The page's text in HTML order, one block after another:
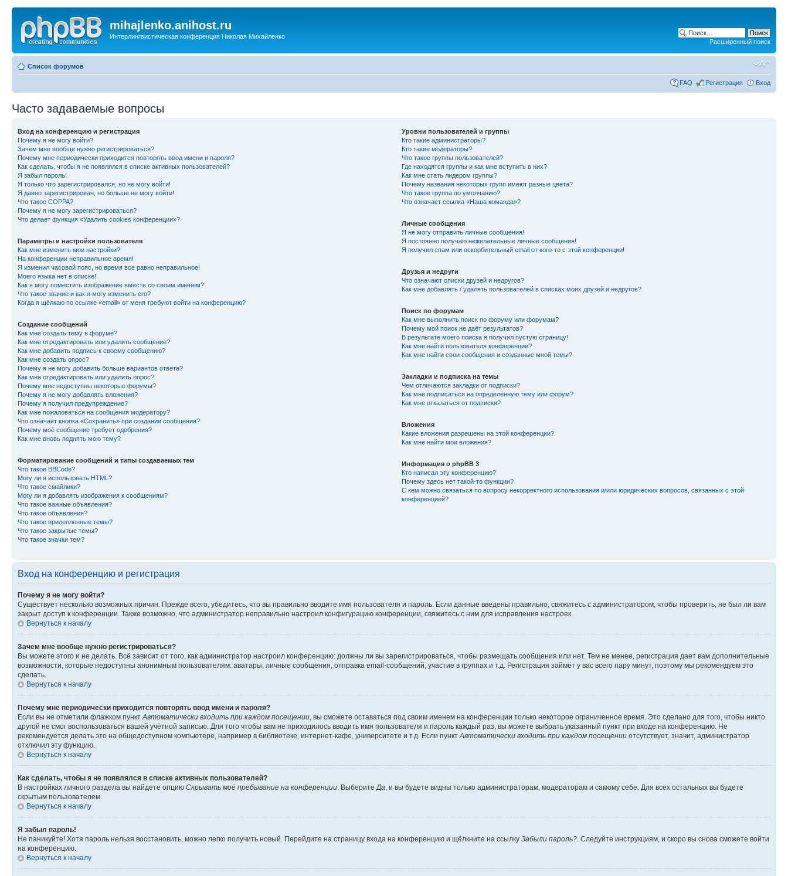
mihajlenko.anihost.ru
Интерлингвистическая конференция Николая Михайленко
Расширенный поиск
Список форумов
FAQ Регистрация Вход
Часто задаваемые вопросы
Вход на конференцию и регистрация
Почему я не могу войти?
Зачем мне вообще нужно регистрироваться?
Почему мне периодически приходится повторять ввод имени и пароля?
Как сделать, чтобы я не появлялся в списке активных пользователей?
Я забыл пароль!
Я только что зарегистрировался, но не могу войти!
Я давно зарегистрирован, но больше не могу войти!
Что такое COPPA?
Почему я не могу зарегистрироваться?
Что делает функция «Удалить cookies конференции»?
Параметры и настройки пользователя
Как мне изменить мои настройки?
На конференции неправильное время!
Я изменил часовой пояс, но время все равно неправильное!
Моего языка нет в списке!
Как я могу поместить изображение вместе со своим именем?
Что такое звание и как я могу изменить его?
Когда я щёлкаю по ссылке «email» от меня требуют войти на конференцию?
Создание сообщений
Как мне создать тему в форуме?
Как мне отредактировать или удалить сообщение?
Как мне добавить подпись к своему сообщению?
Как мне создать опрос?
Почему я не могу добавить больше вариантов ответа?
Как мне отредактировать или удалить опрос?
Почему мне недоступны некоторые форумы?
Почему я не могу добавлять вложения?
Почему я получил предупреждение?
Как мне пожаловаться на сообщения модератору?
Что означает кнопка «Сохранить» при создании сообщения?
Почему моё сообщение требует одобрения?
Как мне вновь поднять мою тему?
Форматирование сообщений и типы создаваемых тем
Что такое BBCode?
Могу ли я использовать HTML?
Что такое смайлики?
Могу ли я добавлять изображения к сообщениям?
Что такое важные объявления?
Что такое объявления?
Что такое прилепленные темы?
Что такое закрытые темы?
Что такое значки тем?
Уровни пользователей и группы
Кто такие администраторы?
Кто такие модераторы?
Что такое группы пользователей?
Где находятся группы и как мне вступить в них?
Как мне стать лидером группы?
Почему названия некоторых групп имеют разные цвета?
Что такое группа по умолчанию?
Что означает ссылка «Наша команда»?
Личные сообщения
Я не могу отправить личные сообщения!
Я постоянно получаю нежелательные личные сообщения!
Я получил спам или оскорбительный email от кого-то с этой конференции!
Друзья и недруги
Что означают списки друзей и недругов?
Как мне добавлять / удалять пользователей в списках моих друзей и недругов?
Поиск по форумам
Как мне выполнить поиск по форуму или форумам?
Почему мой поиск не даёт результатов?
В результате моего поиска я получил пустую страницу!
Как мне найти пользователя конференции?
Как мне найти свои сообщения и созданные мной темы?
Закладки и подписка на темы
Чем отличаются закладки от подписки?
Как мне подписаться на определённую тему или форум?
Как мне отказаться от подписки?
Вложения
Какие вложения разрешены на этой конференции?
Как мне найти мои вложения?
Информация о phpBB 3
Кто написал эту конференцию?
Почему здесь нет такой-то функции?
С кем можно связаться по вопросу некорректного использования и/или юридических вопросов, связанных с этой
конференцией?
Вход на конференцию и регистрация
Почему я не могу войти?
Существует несколько возможных причин. Прежде всего, убедитесь, что вы правильно вводите имя пользователя и пароль. Если данные введены правильно, свяжитесь с администратором, чтобы проверить, не был ли вам
закрыт доступ к конференции. Также возможно, что администратор неправильно настроил конфигурацию конференции, свяжитесь с ним для исправления настроек.
Вернуться к началу
Зачем мне вообще нужно регистрироваться?
Вы можете этого и не делать. Всё зависит от того, как администратор настроил конференцию: должны ли вы зарегистрироваться, чтобы размещать сообщения или нет. Тем не менее, регистрация дает вам дополнительные
возможности, которые недоступны анонимным пользователям: аватары, личные сообщения, отправка email-сообщений, участие в группах и т.д. Регистрация займёт у вас всего пару минут, поэтому мы рекомендуем это
сделать.
Вернуться к началу
Почему мне периодически приходится повторять ввод имени и пароля?
Если вы не отметили флажком пункт Автоматически входить при каждом посещении , вы сможете оставаться под своим именем на конференции только некоторое ограниченное время. Это сделано для того, чтобы никто
другой не смог воспользоваться вашей учётной записью. Для того чтобы вам не приходилось вводить имя пользователя и пароль каждый раз, вы можете выбрать указанный пункт при входе на конференцию. Не
рекомендуется делать это на общедоступном компьютере, например в библиотеке, интернет-кафе, университете и т.д. Если пункт Автоматически входить при каждом посещении отсутствует, значит, администратор
отключил эту функцию.
Вернуться к началу
Как сделать, чтобы я не появлялся в списке активных пользователей?
В настройках личного раздела вы найдете опцию Скрывать моё пребывание на конференции . Выберите Да , и вы будете видны только администраторам, модераторам и самому себе. Для всех остальных вы будете
скрытым пользователем.
Вернуться к началу
Я забыл пароль!
Не паникуйте! Хотя пароль нельзя восстановить, можно легко получить новый. Перейдите на страницу входа на конференцию и щёлкните на ссылку Забыли пароль? . Следуйте инструкциям, и скоро вы снова сможете войти
на конференцию.
Вернуться к началу